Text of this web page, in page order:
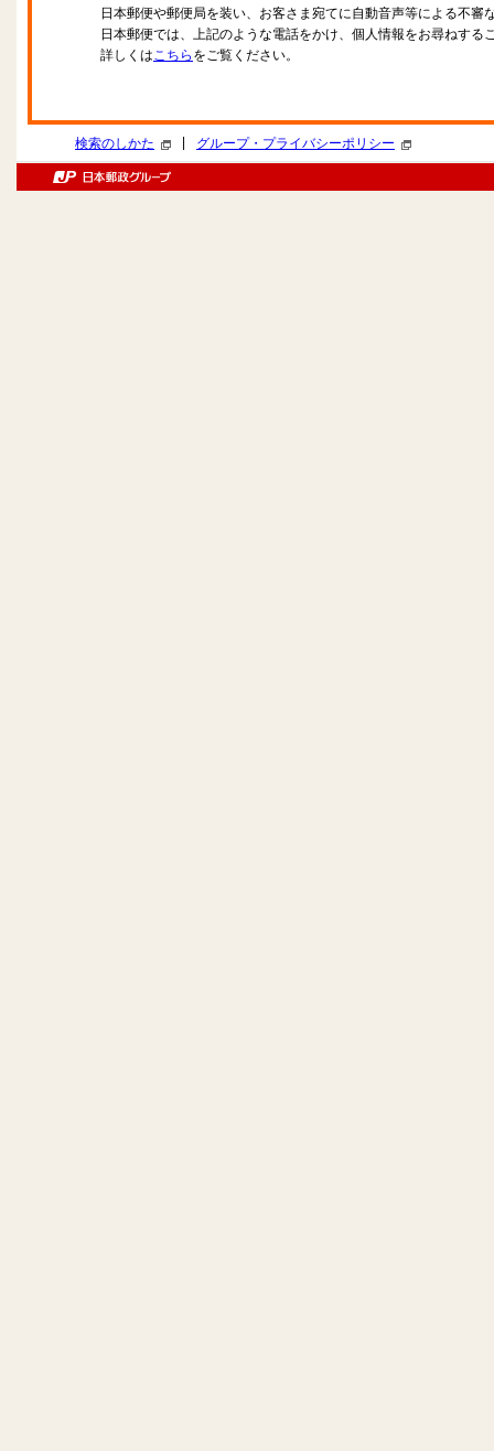
日本郵便や郵便局を装い、お客さま宛てに自動音声等による不審
日本郵便では、上記のような電話をかけ、個人情報をお尋ねする
詳しくはこちら をご覧ください。
検索のしかた グループ・プライバシーポリシー